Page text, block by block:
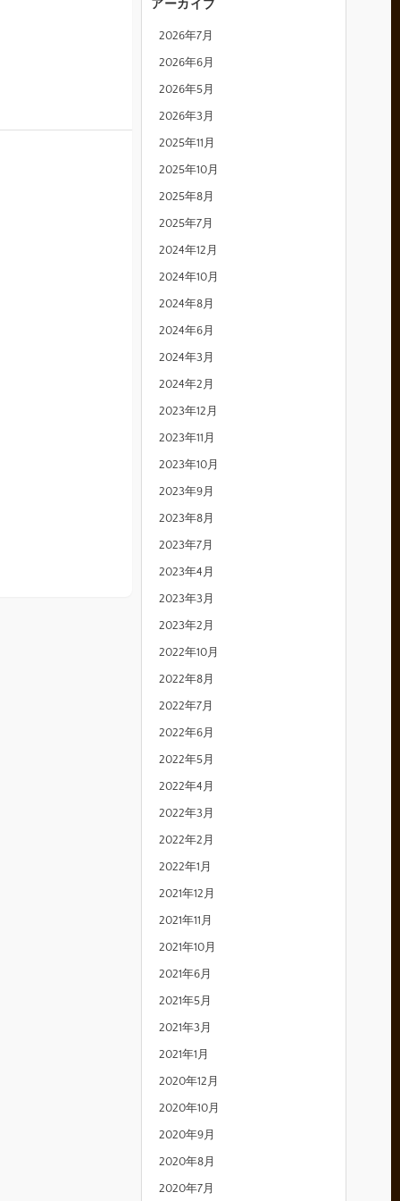
アーカイブ
2026年7月
2026年6月
2026年5月
2026年3月
2025年11月
2025年10月
2025年8月
2025年7月
2024年12月
2024年10月
2024年8月
2024年6月
2024年3月
2024年2月
2023年12月
2023年11月
2023年10月
2023年9月
2023年8月
2023年7月
2023年4月
2023年3月
2023年2月
2022年10月
2022年8月
2022年7月
2022年6月
2022年5月
2022年4月
2022年3月
2022年2月
2022年1月
2021年12月
2021年11月
2021年10月
2021年6月
2021年5月
2021年3月
2021年1月
2020年12月
2020年10月
2020年9月
2020年8月
2020年7月